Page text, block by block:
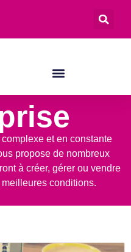
et en constante
propose de nombreux
à créer, gérer ou vendre
conditions.